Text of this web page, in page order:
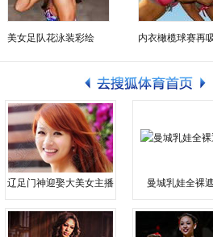
美女足队花泳装彩绘 内衣橄榄球赛再
辽足门神迎娶大美女主播 曼城乳娃全裸